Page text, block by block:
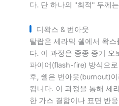
다. 단 하나의 "최적" 두께
디왁스 & 번아웃
탈랍은 세라믹 쉘에서 왁
다. 이 과정은 종종 증기 오
파이어(flash-fire) 방식으
후, 쉘은 번아웃(burnout)
됩니다. 이 과정을 통해 세
한 가스 결함이나 표면 반